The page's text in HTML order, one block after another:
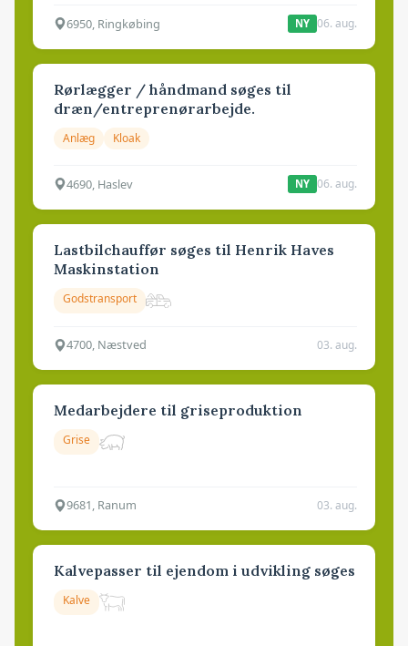
6950, Ringkøbing NY 06. aug.
Rørlægger / håndmand søges til
dræn/entreprenørarbejde.
Anlæg Kloak
4690, Haslev NY 06. aug.
Lastbilchauffør søges til Henrik Haves
Maskinstation
Godstransport
4700, Næstved 03. aug.
Medarbejdere til griseproduktion
Grise
9681, Ranum 03. aug.
Kalvepasser til ejendom i udvikling søges
Kalve